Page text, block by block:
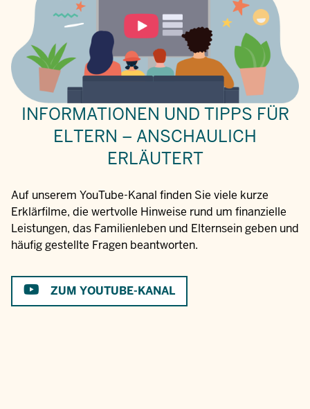
INFORMATIONEN UND TIPPS FÜR
ELTERN – ANSCHAULICH
ERLÄUTERT
Auf unserem YouTube-Kanal finden Sie viele kurze
Erklärfilme, die wertvolle Hinweise rund um finanzielle
Leistungen, das Familienleben und Elternsein geben und
häufig gestellte Fragen beantworten.
ZUM YOUTUBE-KANAL